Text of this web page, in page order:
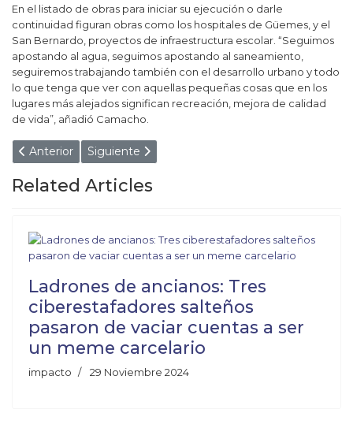
En el listado de obras para iniciar su ejecución o darle
continuidad figuran obras como los hospitales de Güemes, y el
San Bernardo, proyectos de infraestructura escolar. “Seguimos
apostando al agua, seguimos apostando al saneamiento,
seguiremos trabajando también con el desarrollo urbano y todo
lo que tenga que ver con aquellas pequeñas cosas que en los
lugares más alejados significan recreación, mejora de calidad
de vida”, añadió Camacho.
Artículo anterior: SALTA ENDURECE MEDIDAS:
Anterior Artículo siguiente: En diciembre se presentará
Siguiente
Related Articles
Ladrones de ancianos: Tres
ciberestafadores salteños
pasaron de vaciar cuentas a ser
un meme carcelario
impacto 29 Noviembre 2024